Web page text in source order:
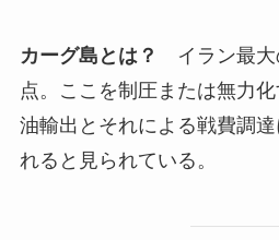
カーグ島とは？
イラン最大
点。ここを制圧または無力
油輸出とそれによる戦費調
れると見られている。